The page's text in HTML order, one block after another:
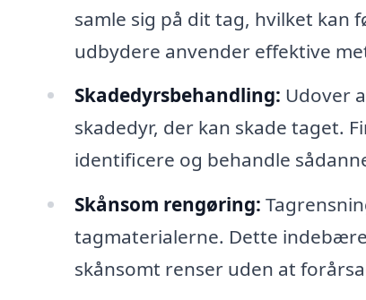
samle sig på dit tag, hvilket kan
udbydere anvender effektive
Skadedyrsbehandling: Udover
skadedyr, der kan skade taget.
identificere og behandle
Skånsom rengøring:
tagmaterialerne. Dette
skånsomt renser uden at